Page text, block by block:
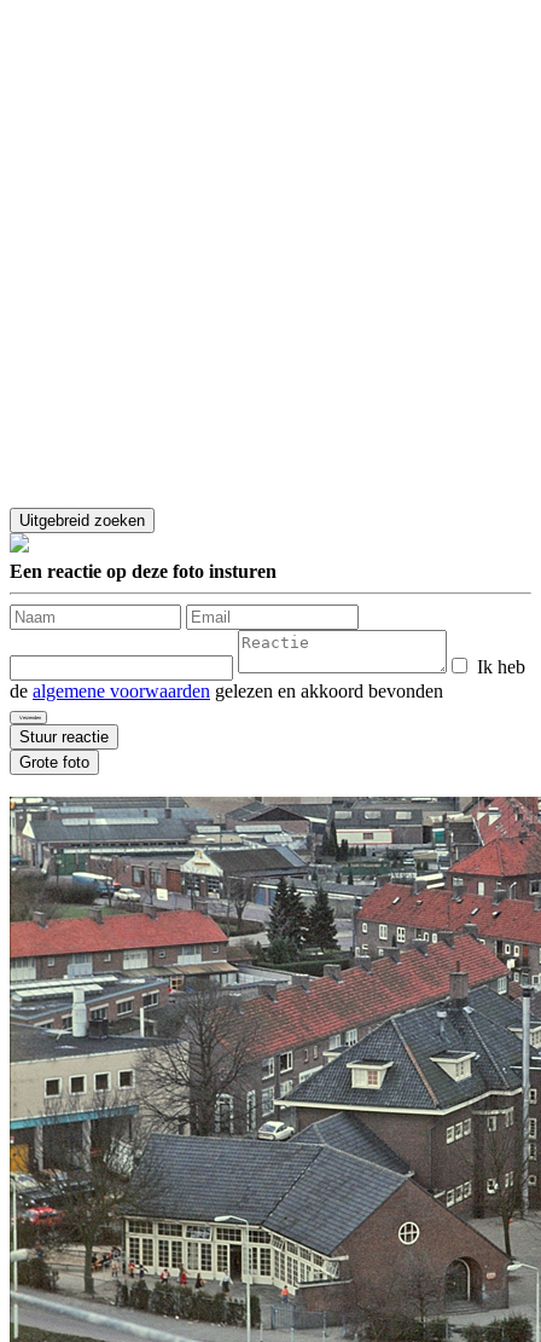
Een reactie op deze foto insturen
Ik heb
de algemene voorwaarden gelezen en akkoord bevonden